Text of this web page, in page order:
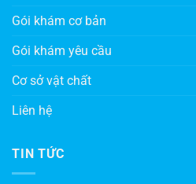
Gói khám cơ bản
Gói khám yêu cầu
Cơ sở vật chất
Liên hệ
TIN TỨC